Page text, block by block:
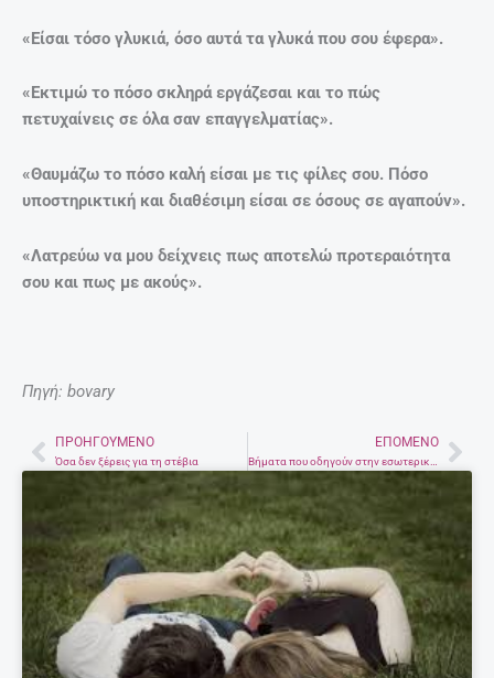
«Είσαι τόσο γλυκιά, όσο αυτά τα γλυκά που σου έφερα».
«Εκτιμώ το πόσο σκληρά εργάζεσαι και το πώς
πετυχαίνεις σε όλα σαν επαγγελματίας».
«Θαυμάζω το πόσο καλή είσαι με τις φίλες σου. Πόσο
υποστηρικτική και διαθέσιμη είσαι σε όσους σε αγαπούν».
«Λατρεύω να μου δείχνεις πως αποτελώ προτεραιότητα
σου και πως με ακούς».
Πηγή: bovary
PrevΠΡΟΗΓΟΎΜΕΝΟ
Όσα δεν ξέρεις για τη στέβια
ΕΠΌΜΕΝΟ